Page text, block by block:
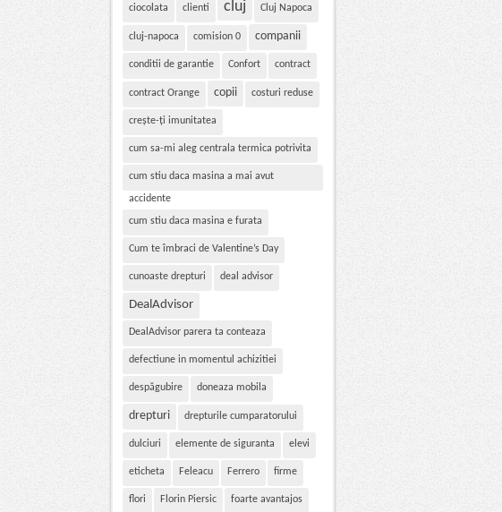
ciocolata clienti cluj Cluj Napoca
cluj-napoca comision 0 companii
conditii de garantie Confort contract
contract Orange copii costuri reduse
crește-ți imunitatea
cum sa-mi aleg centrala termica potrivita
cum stiu daca masina a mai avut
accidente
cum stiu daca masina e furata
Cum te îmbraci de Valentine’s Day
cunoaste drepturi deal advisor
DealAdvisor
DealAdvisor parera ta conteaza
defectiune in momentul achizitiei
despăgubire doneaza mobila
drepturi drepturile cumparatorului
dulciuri elemente de siguranta elevi
eticheta Feleacu Ferrero firme
flori Florin Piersic foarte avantajos